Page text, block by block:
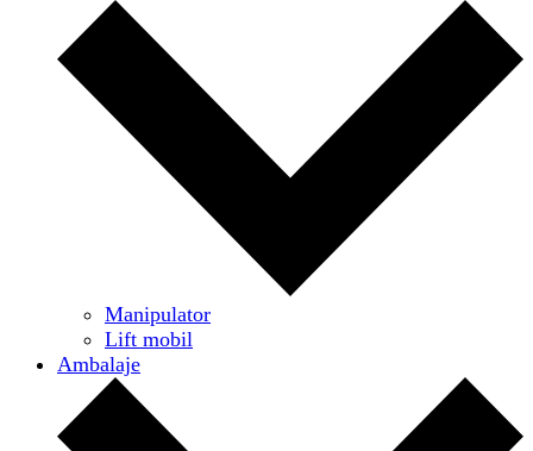
Manipulator
Lift mobil
Ambalaje